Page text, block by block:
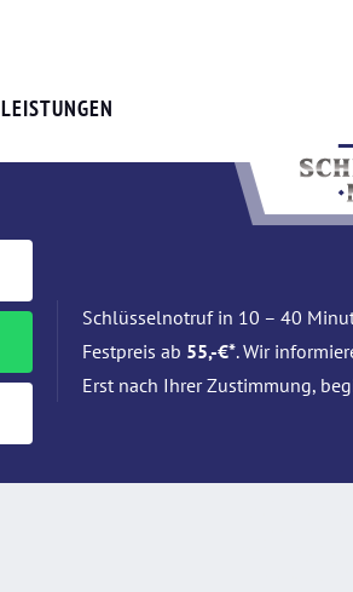
LEISTUNGEN
Schlüsselnotruf in 10 – 40
Festpreis ab 55,-€*. Wir
Erst nach Ihrer Zustimmung,